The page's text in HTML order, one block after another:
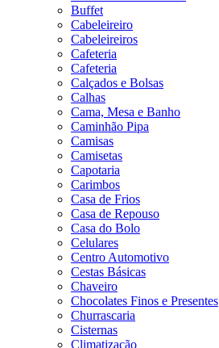
Buffet
Cabeleireiro
Cabeleireiros
Cafeteria
Cafeteria
Calçados e Bolsas
Calhas
Cama, Mesa e Banho
Caminhão Pipa
Camisas
Camisetas
Capotaria
Carimbos
Casa de Frios
Casa de Repouso
Casa do Bolo
Celulares
Centro Automotivo
Cestas Básicas
Chaveiro
Chocolates Finos e Presentes
Churrascaria
Cisternas
Climatização